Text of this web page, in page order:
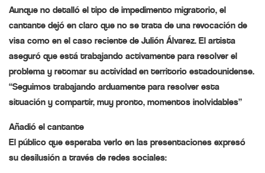
Aunque no detalló el tipo de impedimento migratorio, el
cantante dejó en claro que no se trata de una revocación de
visa como en el caso reciente de Julión Álvarez. El artista
aseguró que está trabajando activamente para resolver el
problema y retomar su actividad en territorio estadounidense.
“Seguimos trabajando arduamente para resolver esta
situación y compartir, muy pronto, momentos inolvidables”
Añadió el cantante
El público que esperaba verlo en las presentaciones expresó
su desilusión a través de redes sociales: